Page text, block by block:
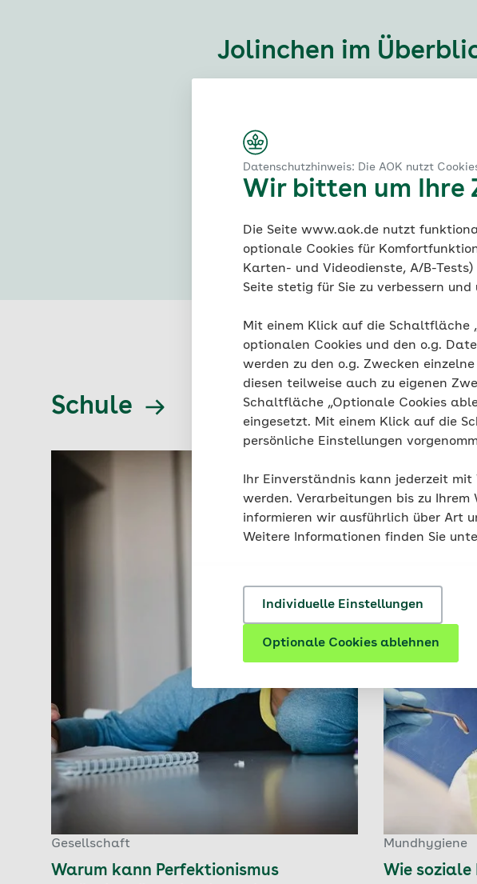
Datenschutzhinweis: Die AOK nutzt
Wir bitten um Ihre
Die Seite www.aok.de nutzt
optionale Cookies für
Karten- und Videodienste, A/B-
Seite stetig für Sie zu verbessern
Mit einem Klick auf die Schaltfläche
optionalen Cookies und den o.g.
werden zu den o.g. Zwecken
diesen teilweise auch zu eigenen
Schaltfläche „Optionale Cookies
eingesetzt. Mit einem Klick auf die
persönliche Einstellungen
Ihr Einverständnis kann jederzeit
werden. Verarbeitungen bis zu
informieren wir ausführlich über Art
Weitere Informationen finden Sie
Individuelle Einstellungen
Optionale Cookies ablehnen
Jolinchen im
#Spielen / Basteln
#Freundschaft #Obst
Schule
Gesellschaft
Warum kann Perfektionismus
Mundhygiene
Wie